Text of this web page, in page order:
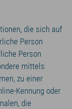
die sich auf
Person
Person
mittels
zu einer
Kennung oder
die